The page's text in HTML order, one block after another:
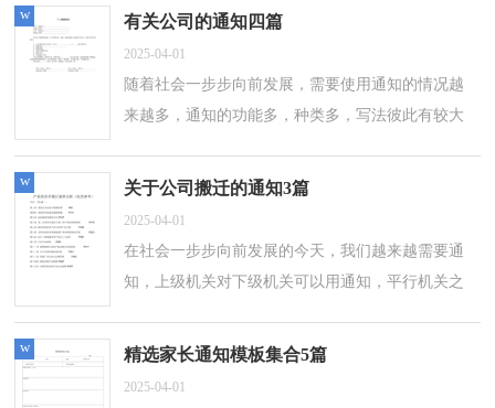
才能写的好吗？以下是小编整理的家长通知...
有关公司的通知四篇
2025-04-01
随着社会一步步向前发展，需要使用通知的情况越
来越多，通知的功能多，种类多，写法彼此有较大
的公司的通知4篇，供大家参考借鉴，希望可以帮...
w
关于公司搬迁的通知3篇
2025-04-01
在社会一步步向前发展的今天，我们越来越需要通
知，上级机关对下级机关可以用通知，平行机关之
是小编收集整理的公司搬迁的通知3篇，仅...
w
精选家长通知模板集合5篇
2025-04-01
w